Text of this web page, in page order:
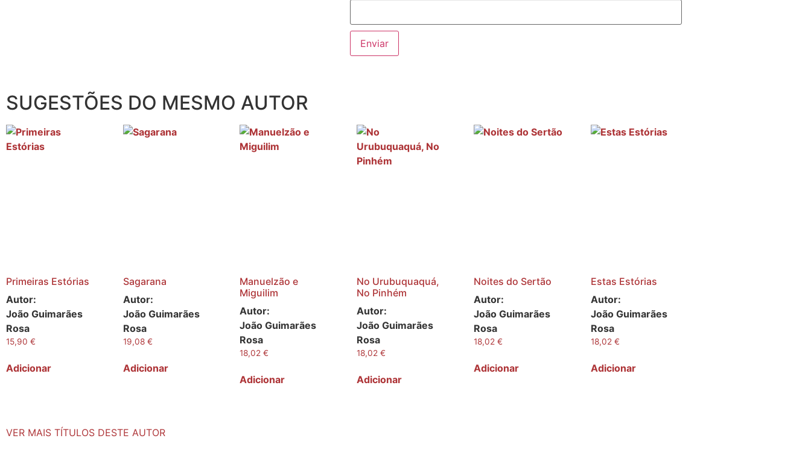
SUGESTÕES DO MESMO AUTOR
Primeiras Estórias
Autor:
João Guimarães
Rosa
15,90 €
Adicionar
Sagarana
Autor:
João Guimarães
Rosa
19,08 €
Adicionar
Manuelzão e
Miguilim
Autor:
João Guimarães
Rosa
18,02€
Adicionar
No Urubuquaquá,
No Pinhém
Autor:
João Guimarães
Rosa
18,02€
Adicionar
Noites do Sertão
Autor:
João Guimarães
Rosa
18,02 €
Adicionar
Estas Estórias
Autor:
João Guimarães
Rosa
18,02 €
Adicionar
VER MAIS TÍTULOS DESTE AUTOR